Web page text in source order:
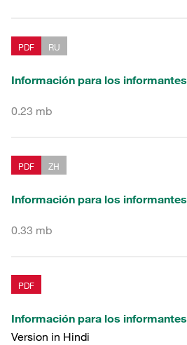
PDF RU
Información para los informantes
0.23 mb
PDF ZH
Información para los informantes
0.33 mb
PDF
Información para los informantes
Version in Hindi